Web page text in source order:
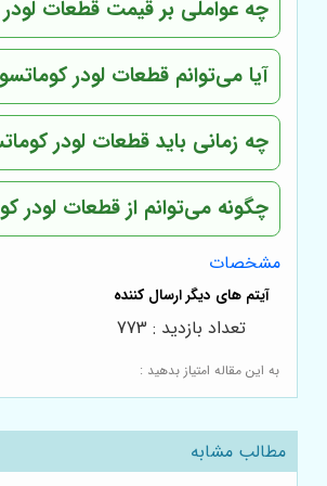
چه عواملی بر قیمت قطعات لودر
آیا می‌توانم قطعات لودر
چه زمانی باید قطعات لودر
چگونه می‌توانم از قطعات لودر
مشخصات
به این مقاله امتیاز بدهید :
تعداد بازدید : 773
مطالب مشابه